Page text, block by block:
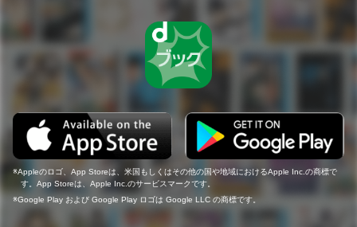
Appleのロゴ、App Storeは、米国もしくはその他の国や地域におけるApple Inc.の商標で
す。App Storeは、Apple Inc.のサービスマークです。
Google Play および Google Play ロゴは Google LLC の商標です。